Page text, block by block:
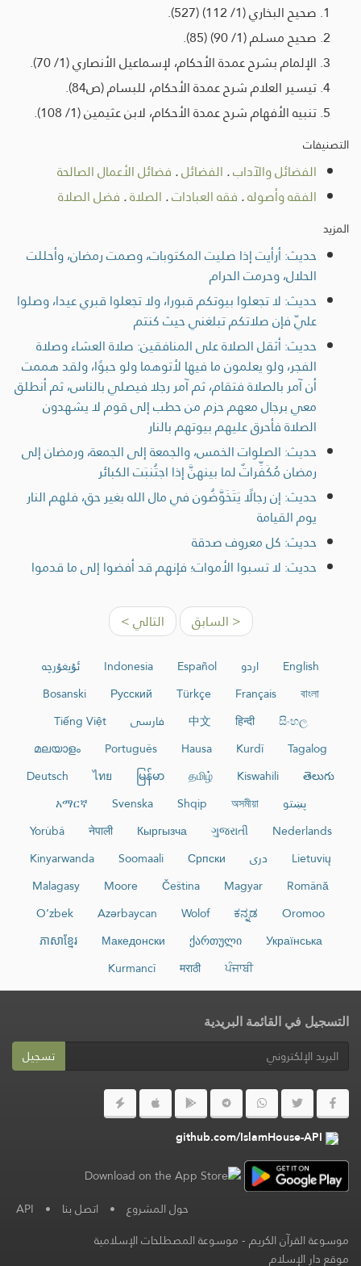
صحيح البخاري (1/ 112) (527).
صحيح مسلم (1/ 90) (85).
الإلمام بشرح عمدة الأحكام، لإسماعيل الأنصاري (1/ 70).
تيسير العلام شرح عمدة الأحكام، للبسام (ص84).
تنبيه الأفهام شرح عمدة الأحكام، لابن عثيمين (1/ 108).
التصنيفات
الفضائل والآداب. الفضائل. فضائل الأعمال الصالحة
الفقه وأصوله. فقه العبادات. الصلاة. فضل الصلاة
المزيد
حديث: أرأيت إذا صليت المكتوبات، وصمت رمضان، وأحللت
الحلال، وحرمت الحرام
حديث: لا تجعلوا بيوتكم قبورا، ولا تجعلوا قبري عيدا، وصلوا
عليّ فإن صلاتكم تبلغني حيث كنتم
حديث: أثقل الصلاة على المنافقين: صلاة العشاء وصلاة
الفجر، ولو يعلمون ما فيها لأتوهما ولو حبوًا، ولقد هممت
أن آمر بالصلاة فتقام، ثم آمر رجلا فيصلي بالناس، ثم أنطلق
معي برجال معهم حزم من حطب إلى قوم لا يشهدون
الصلاة فأحرق عليهم بيوتهم بالنار
حديث: الصلوات الخمس، والجمعة إلى الجمعة، ورمضان إلى
رمضان مُكَفِّراتٌ لما بينهنَّ إذا اجتُنبَت الكبائر
حديث: إن رجالًا يَتَخَوَّضُون في مال الله بغير حق، فلهم النار
يوم القيامة
حديث: كل معروف صدقة
حديث: لا تسبوا الأموات؛ فإنهم قد أفضوا إلى ما قدموا
< السابق التالي >
English اردو Español
Indonesia
ئۇيغۇرچە
বাংলা
Français
Türkçe
Русский
Bosanski
සිංහල
हिन्दी
中文 فارسی
Tiếng Việt
Tagalog
Kurdî
Hausa
Português
മലയാളം
తెలుగు
Kiswahili
தமிழ்
မြန်မာ
ไทย
Deutsch
پښتو
অসমীয়া
Shqip
Svenska
አማርኛ
Nederlands
ગુજરાતી
Кыргызча
नेपाली
Yorùbá
Lietuvių
دری Српски
Soomaali
Kinyarwanda
Română
Magyar
Čeština
Moore
Malagasy
Oromoo
ಕನ್ನಡ
Wolof
Azərbaycan
O‘zbek
Українська
ქართული
Македонски
ភាសាខ្មែរ
ਪੰਜਾਬੀ
मराठी
Kurmancî
التسجيل في القائمة البريدية
تسجيل
github.com/IslamHouse-API
حول المشروع • اتصل بنا •
API
موسوعة القرآن الكريم-موسوعة المصطلحات الإسلامية
موقع دار الإسلام